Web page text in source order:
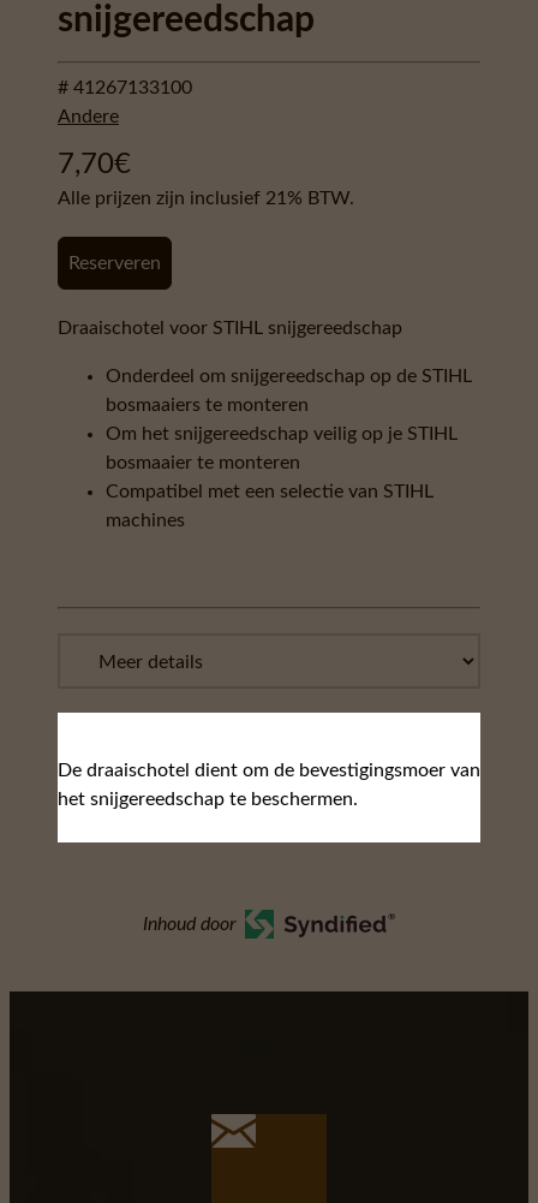
snijgereedschap
# 41267133100
Andere
7,70€
Alle prijzen zijn inclusief 21% BTW.
Reserveren
Draaischotel voor STIHL snijgereedschap
Onderdeel om snijgereedschap op de STIHL
bosmaaiers te monteren
Om het snijgereedschap veilig op je STIHL
bosmaaier te monteren
Compatibel met een selectie van STIHL
machines
De draaischotel dient om de bevestigingsmoer van
het snijgereedschap te beschermen.
Inhoud door